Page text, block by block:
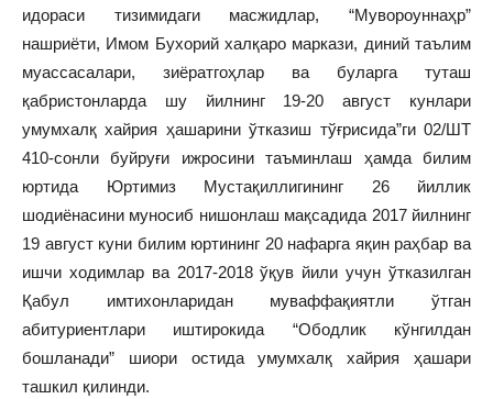
идораси тизимидаги масжидлар, “Мувороуннаҳр”
нашриёти, Имом Бухорий халқаро маркази, диний таълим
муассасалари, зиёратгоҳлар ва буларга туташ
қабристонларда шу йилнинг 19-20 август кунлари
умумхалқ хайрия ҳашарини ўтказиш тўғрисида”ги 02/ШТ
410-сонли буйруғи ижросини таъминлаш ҳамда билим
юртида Юртимиз Мустақиллигининг 26 йиллик
шодиёнасини муносиб нишонлаш мақсадида 2017 йилнинг
19 август куни билим юртининг 20 нафарга яқин раҳбар ва
ишчи ходимлар ва 2017-2018 ўқув йили учун ўтказилган
Қабул имтихонларидан муваффақиятли ўтган
абитуриентлари иштирокида “Ободлик кўнгилдан
бошланади” шиори остида умумхалқ хайрия ҳашари
ташкил қилинди.